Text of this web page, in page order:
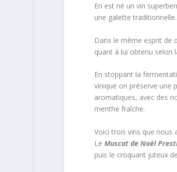
En est né un vin
une galette
Dans le même esprit de
quant à lui obtenu selon
En stoppant la
vinique on préserve une
aromatiques, avec des
menthe fraîche.
Voici trois vins que nous
Le Muscat de Noël
puis le croquant juteux